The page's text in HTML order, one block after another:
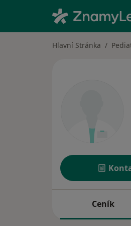
Hlavní Stránka
Ceník